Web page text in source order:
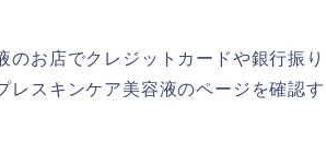
お店でクレジットカードや銀行振り
レスキンケア美容液のページを確認す